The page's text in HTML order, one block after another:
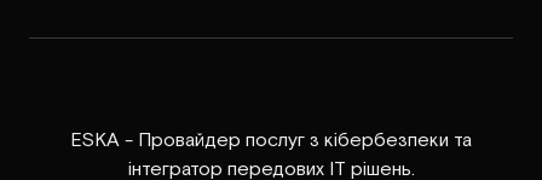
ESKA - Провайдер послуг з кібербезпеки та
інтегратор передових ІТ рішень.